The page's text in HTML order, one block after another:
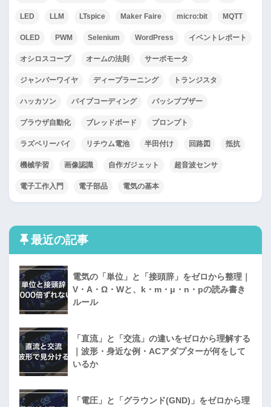
LED LLM LTspice Maker Faire micro:bit MQTT
OLED PWM Selenium WordPress イベントレポート
オシロスコープ オームの法則 サーボモータ
ジャンパーワイヤ ディープラーニング トランジスタ
ハッカソン バイブコーディング パッシブブザー
ブラウザ自動化 ブレッドボード プロンプト
ラズベリーパイ リチウム電池 半田付け 回路図 抵抗
機械学習 画像認識 自作ガジェット 超音波センサ
電子工作入門 電子部品 電気の基本
最近の記事
電気の「単位」と「接頭辞」をゼロから整理｜
V・A・Ω・Wと、k・m・μ・n・pの読み書き
ルール
「直流」と「交流」の違いをゼロから理解する
｜波形・身近な例・ACアダプターが何をして
いるか
「電圧」と「グラウンド(GND)」をゼロから理